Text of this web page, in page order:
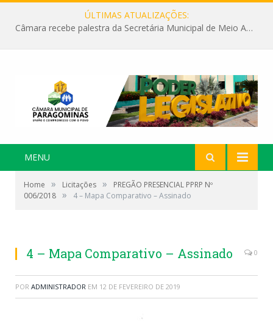
ÚLTIMAS ATUALIZAÇÕES:
Câmara recebe palestra da Secretária Municipal de Meio Ambiente sobre as ações da “SEMANA DO MEIO AMBIENTE”
MENU
Home » Licitações »
PREGÃO PRESENCIAL PPRP Nº
006/2018 » 4 – Mapa Comparativo – Assinado
4 – Mapa Comparativo – Assinado 0
POR ADMINISTRADOR EM 12 DE FEVEREIRO DE 2019